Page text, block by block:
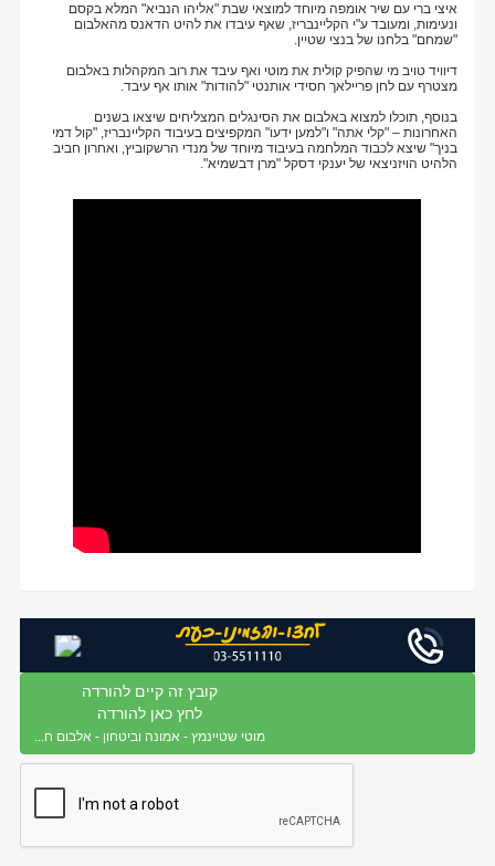
איצי ברי עם שיר אומפה מיוחד למוצאי שבת "אליהו הנביא" המלא בקסם
ונעימות, ומעובד ע"י הקליינבריז, שאף עיבדו את להיט הדאנס מהאלבום
"שמחם" בלחנו של בנצי שטיין.
דיוויד טויב מי שהפיק קולית את מוטי ואף עיבד את רוב המקהלות באלבום
מצטרף עם לחן פריילאך חסידי אותנטי "להודות" אותו אף עיבד.
בנוסף, תוכלו למצוא באלבום את הסינגלים המצליחים שיצאו בשנים
האחרונות – "קלי אתה" ו"למען ידעו" המקפיצים בעיבוד הקליינבריז, "קול דמי
בניך" שיצא לכבוד המלחמה בעיבוד מיוחד של מנדי הרשקוביץ, ואחרון חביב
הלהיט הויזניצאי של יענקי דסקל "מרן דבשמיא".
קובץ זה קיים להורדה
לחץ כאן להורדה
מוטי שטיינמץ - אמונה וביטחון - אלבום ח...